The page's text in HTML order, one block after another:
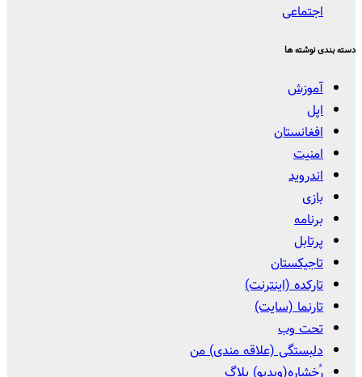
اجتماعی
دسته بندی نوشته ها
آموزش
اپل
افغانستان
امنیت
اندروید
بازی
برنامه
پرتابل
تاجیکستان
تارکده (اینترنت)
تارنما (سایت)
تحت وب
دلبستگی (علاقه مندی) من